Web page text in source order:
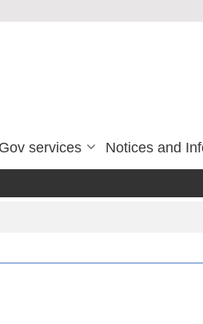
services Notices and